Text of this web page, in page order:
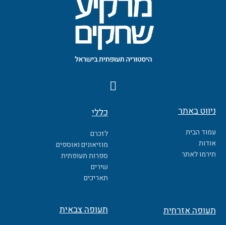
F
a
e
b
o
o
k
ניווט באתר
עמוד הבית
אודות
תירמו לאתר
כללי
לזכרם
מוזיאונים ואוספים
ספרות תעופתית
שירים
תאריכים
תעופה אזרחית תעופה צבאית